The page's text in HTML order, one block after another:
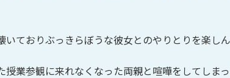
いておりぶっきらぼうな彼女とのやりとりを楽しん
授業参観に来れなくなった両親と喧嘩をしてしま